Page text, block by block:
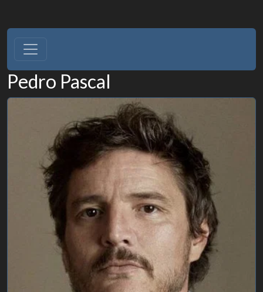
Pedro Pascal